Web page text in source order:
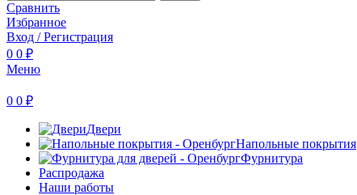
Сравнить
Избранное
Вход / Регистрация
0 0 ₽
Меню
0 0 ₽
Двери
Напольные покрытия
Фурнитура
Распродажа
Наши работы